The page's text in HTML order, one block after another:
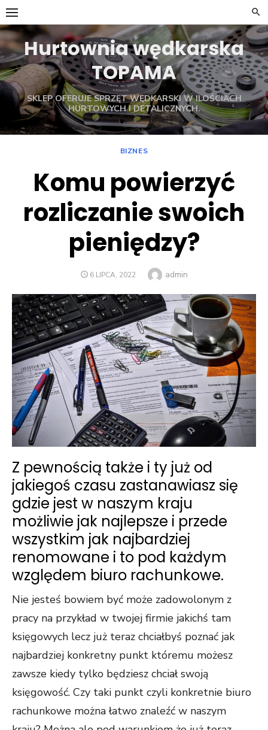
Skip
to
contentHurtownia wędkarska
TOPAMA
SKLEP OFERUJE SPRZĘT WĘDKARSKI W ILOŚCIACH
HURTOWYCH I DETALICZNYCH.
BIZNES
Komu powierzyć
rozliczanie swoich
pieniędzy?
POSTED
6 LIPCA, 2022 Author
admin
Z pewnością także i ty już od
jakiegoś czasu zastanawiasz się
gdzie jest w naszym kraju
możliwie jak najlepsze i przede
wszystkim jak najbardziej
renomowane i to pod każdym
względem biuro rachunkowe.
Nie jesteś bowiem być może zadowolonym z
pracy na przykład w twojej firmie jakichś tam
księgowych lecz już teraz chciałbyś poznać jak
najbardziej konkretny punkt któremu możesz
zawsze kiedy tylko będziesz chciał swoją
księgowość. Czy taki punkt czyli konkretnie biuro
rachunkowe można łatwo znaleźć w naszym